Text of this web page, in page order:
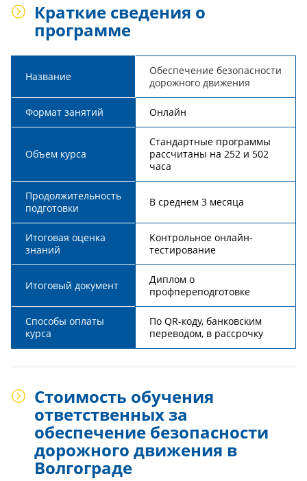
Краткие сведения о
программе
Название
Обеспечение безопасности
дорожного движения
Формат занятий Онлайн
Объем курса
Стандартные программы
рассчитаны на 252 и 502
часа
Продолжительность
подготовки
В среднем 3 месяца
Итоговая оценка
знаний
Контрольное онлайн-
тестирование
Итоговый документ
Диплом о
профпереподготовке
Способы оплаты
курса
По QR-коду, банковским
переводом, в рассрочку
Стоимость обучения
ответственных за
обеспечение безопасности
дорожного движения в
Волгограде